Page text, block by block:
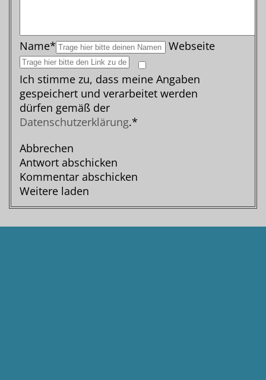
Name* Webseite
Ich stimme zu, dass meine Angaben
gespeichert und verarbeitet werden
dürfen gemäß der
Datenschutzerklärung.*
Abbrechen
Antwort abschicken
Kommentar abschicken
Weitere laden